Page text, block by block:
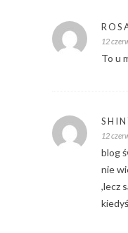
12
To u
12
blog
nie
,lecz